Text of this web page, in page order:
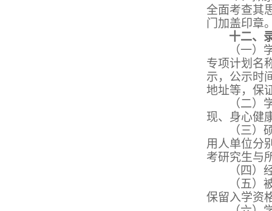
全面考查其
门加盖印章
十二、
（一
专项计划名
示，公示时
地址等，保
（二
现、身心健
（三
用人单位分
考研究生与
（四
（五
保留入学资